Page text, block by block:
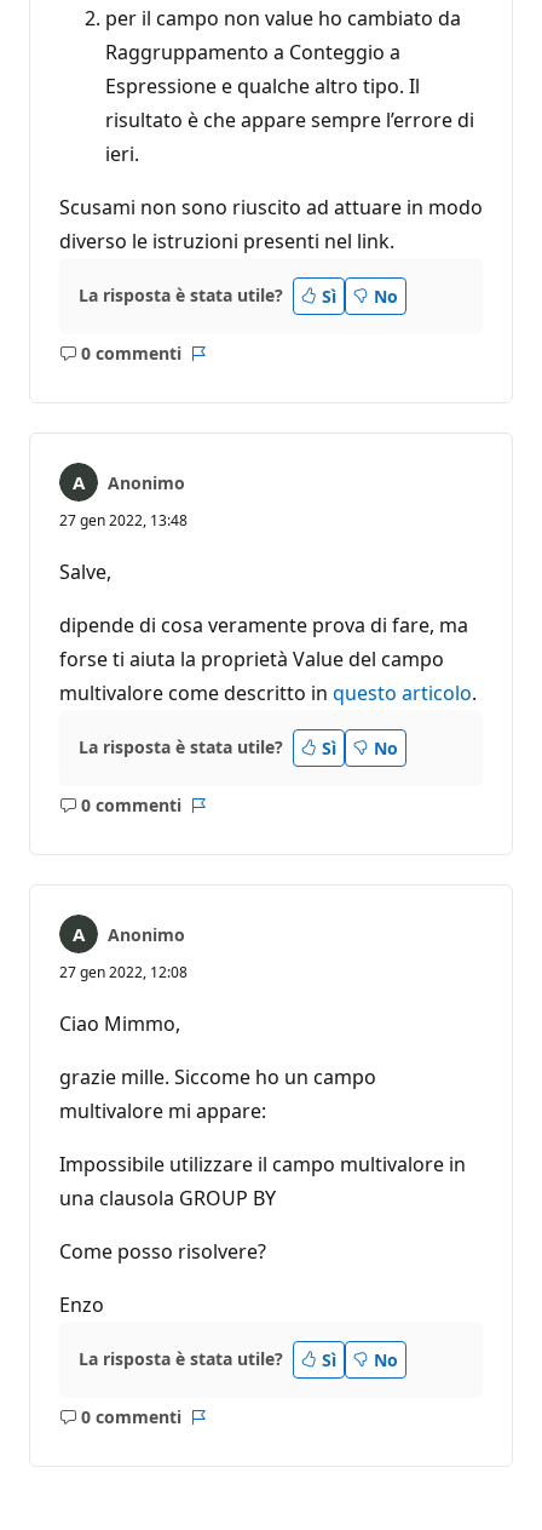
per il campo non value ho cambiato da
Raggruppamento a Conteggio a
Espressione e qualche altro tipo. Il
risultato è che appare sempre l’errore di
ieri.
Scusami non sono riuscito ad attuare in modo
diverso le istruzioni presenti nel link.
La risposta è stata utile? Sì No
0 commenti
Nessun
Anonimo
27 gen 2022, 13:48
Salve,
dipende di cosa veramente prova di fare, ma
forse ti aiuta la proprietà Value del campo
multivalore come descritto in questo articolo.
La risposta è stata utile? Sì No
0 commenti
Nessun
Anonimo
27 gen 2022, 12:08
Ciao Mimmo,
grazie mille. Siccome ho un campo
multivalore mi appare:
Impossibile utilizzare il campo multivalore in
una clausola GROUP BY
Come posso risolvere?
Enzo
La risposta è stata utile? Sì No
0 commenti
Nessun